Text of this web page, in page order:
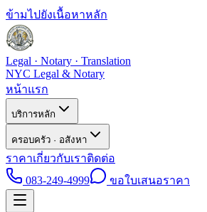
ข้ามไปยังเนื้อหาหลัก
Legal · Notary · Translation
NYC Legal & Notary
หน้าแรก
บริการหลัก
ครอบครัว · อสังหา
ราคาเกี่ยวกับเราติดต่อ
083-249-4999
ขอใบเสนอราคา